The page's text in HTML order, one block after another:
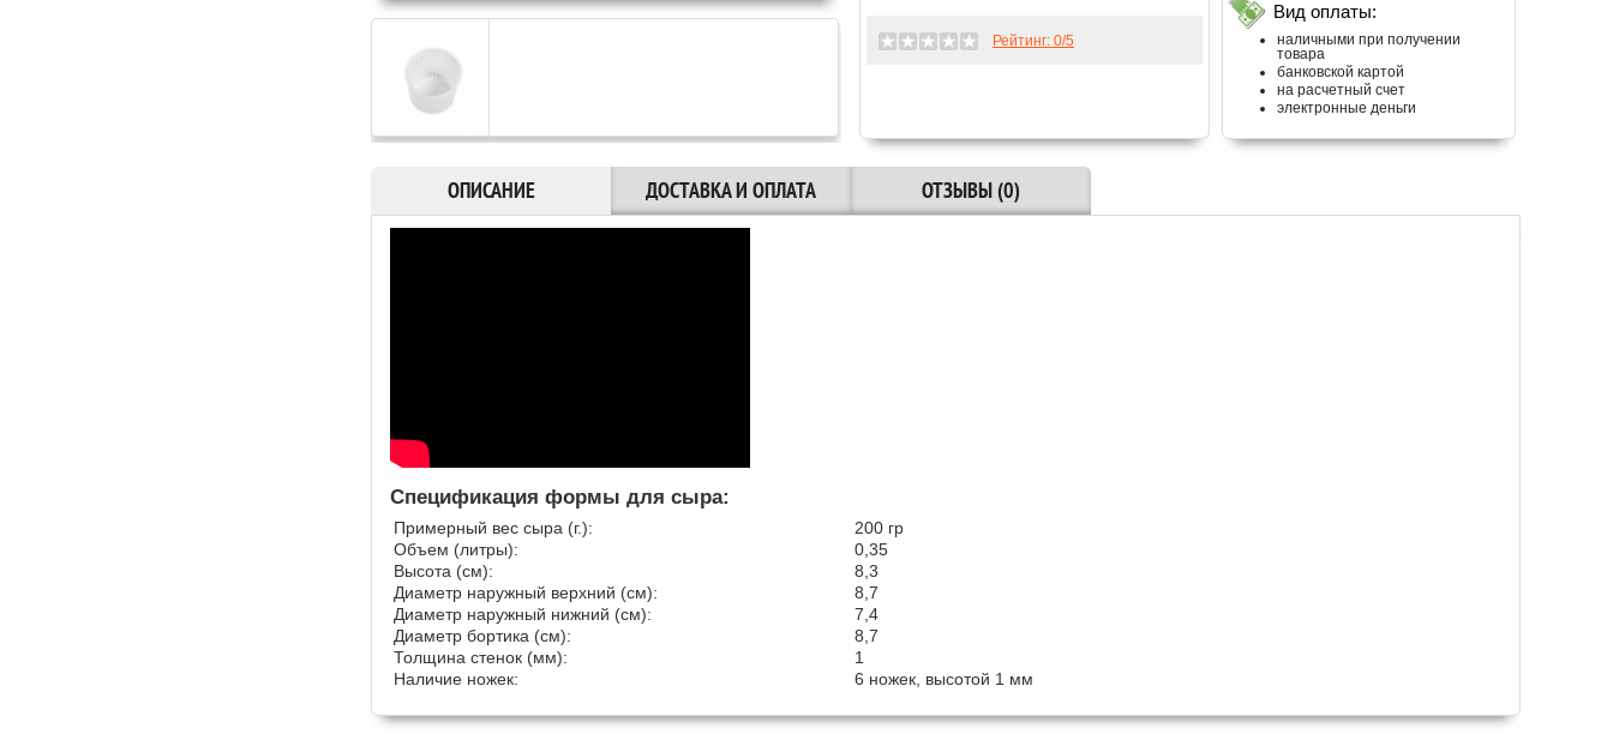
Рейтинг: 0/5
Вид оплаты:
наличными при получении
товара
банковской картой
на расчетный счет
электронные деньги
ОПИСАНИЕ ДОСТАВКА И ОПЛАТА ОТЗЫВЫ (0)
Спецификация формы для сыра:
Примерный вес сыра (г.):
200 гр
Объем (литры):
0,35
Высота (см):
8,3
Диаметр наружный верхний (см):
8,7
Диаметр наружный нижний (см):
7,4
Диаметр бортика (см):
8,7
Толщина стенок (мм):
1
Наличие ножек:
6 ножек, высотой 1 мм